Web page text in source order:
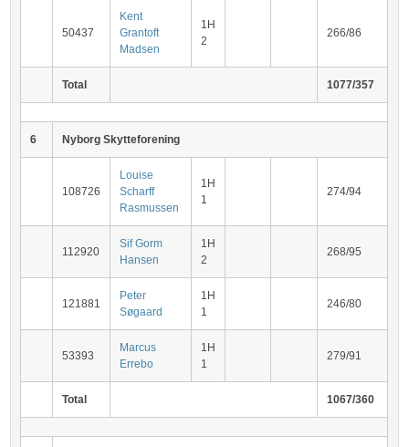
50437
Kent
Grantoft
Madsen
1H
2
266/86
Total 1077/357
6 Nyborg Skytteforening
108726
Louise
Scharff
Rasmussen
1H
1
274/94
112920
Sif Gorm
Hansen
1H
2
268/95
121881
Peter
Søgaard
1H
1
246/80
53393
Marcus
Errebo
1H
1
279/91
Total 1067/360